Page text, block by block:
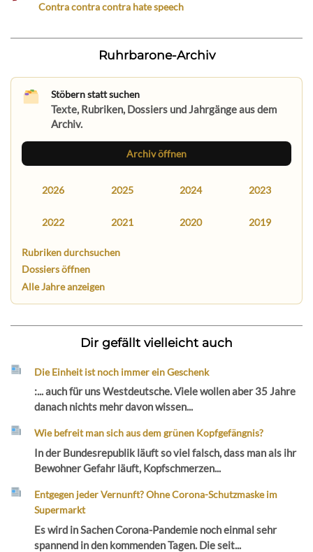
Contra contra contra hate speech
Ruhrbarone-Archiv
Stöbern statt suchen
Texte, Rubriken, Dossiers und Jahrgänge aus dem
Archiv.
Archiv öffnen
2026 2025 2024 2023
2022 2021 2020 2019
Rubriken durchsuchen
Dossiers öffnen
Alle Jahre anzeigen
Dir gefällt vielleicht auch
Die Einheit ist noch immer ein Geschenk
:... auch für uns Westdeutsche. Viele wollen aber 35 Jahre
danach nichts mehr davon wissen...
Wie befreit man sich aus dem grünen Kopfgefängnis?
In der Bundesrepublik läuft so viel falsch, dass man als ihr
Bewohner Gefahr läuft, Kopfschmerzen...
Entgegen jeder Vernunft? Ohne Corona-Schutzmaske im
Supermarkt
Es wird in Sachen Corona-Pandemie noch einmal sehr
spannend in den kommenden Tagen. Die seit...